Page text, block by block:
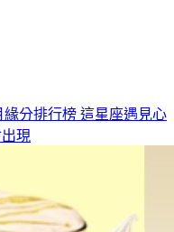
緣分排行榜 這星座遇見心
現